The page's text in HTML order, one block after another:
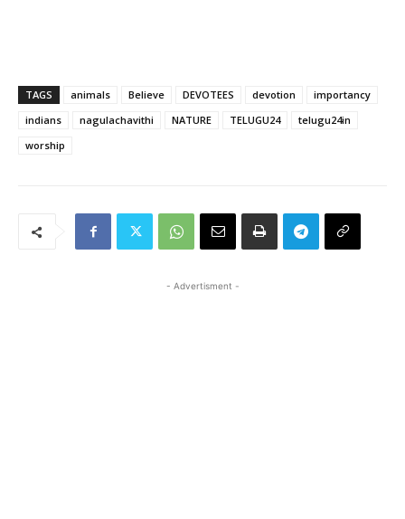
TAGS animals Believe DEVOTEES devotion
importancy
indians
nagulachavithi NATURE TELUGU24
telugu24in
worship
- Advertisment -